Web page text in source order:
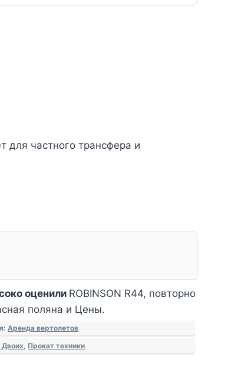
для частного трансфера и
оценили ROBINSON R44, повторно
поляна и Цены.
Аренда вертолетов
Двоих, Прокат техники